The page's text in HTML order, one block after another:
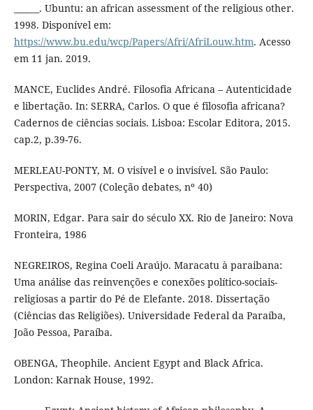
______. Ubuntu: an african assessment of the religious other.
1998. Disponível em:
https://www.bu.edu/wcp/Papers/Afri/AfriLouw.htm. Acesso
em 11 jan. 2019.
MANCE, Euclides André. Filosofia Africana – Autenticidade
e libertação. In: SERRA, Carlos. O que é filosofia africana?
Cadernos de ciências sociais. Lisboa: Escolar Editora, 2015.
cap.2, p.39-76.
MERLEAU-PONTY, M. O visível e o invisível. São Paulo:
Perspectiva, 2007 (Coleção debates, nº 40)
MORIN, Edgar. Para sair do século XX. Rio de Janeiro: Nova
Fronteira, 1986
NEGREIROS, Regina Coeli Araújo. Maracatu à paraibana:
Uma análise das reinvenções e conexões político-sociais-
religiosas a partir do Pé de Elefante. 2018. Dissertação
(Ciências das Religiões). Universidade Federal da Paraíba,
João Pessoa, Paraíba.
OBENGA, Theophile. Ancient Egypt and Black Africa.
London: Karnak House, 1992.